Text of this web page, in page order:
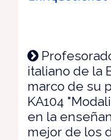
italiano de la
marco de su
KA104
en la
mejor de los